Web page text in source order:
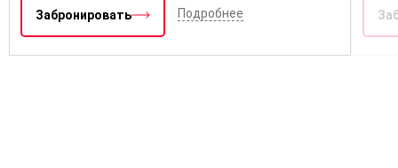
Забронировать Подробнее